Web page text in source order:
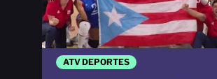
ATV DEPORTES